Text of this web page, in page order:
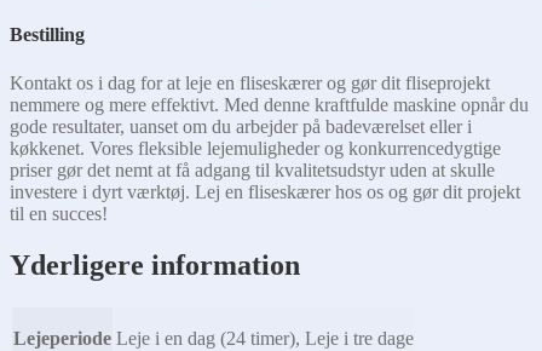
Bestilling
Kontakt os i dag for at leje en fliseskærer og gør dit fliseprojekt
nemmere og mere effektivt. Med denne kraftfulde maskine opnår du
gode resultater, uanset om du arbejder på badeværelset eller i
køkkenet. Vores fleksible lejemuligheder og konkurrencedygtige
priser gør det nemt at få adgang til kvalitetsudstyr uden at skulle
investere i dyrt værktøj. Lej en fliseskærer hos os og gør dit projekt
til en succes!
Yderligere information
Lejeperiode Leje i en dag (24 timer), Leje i tre dage